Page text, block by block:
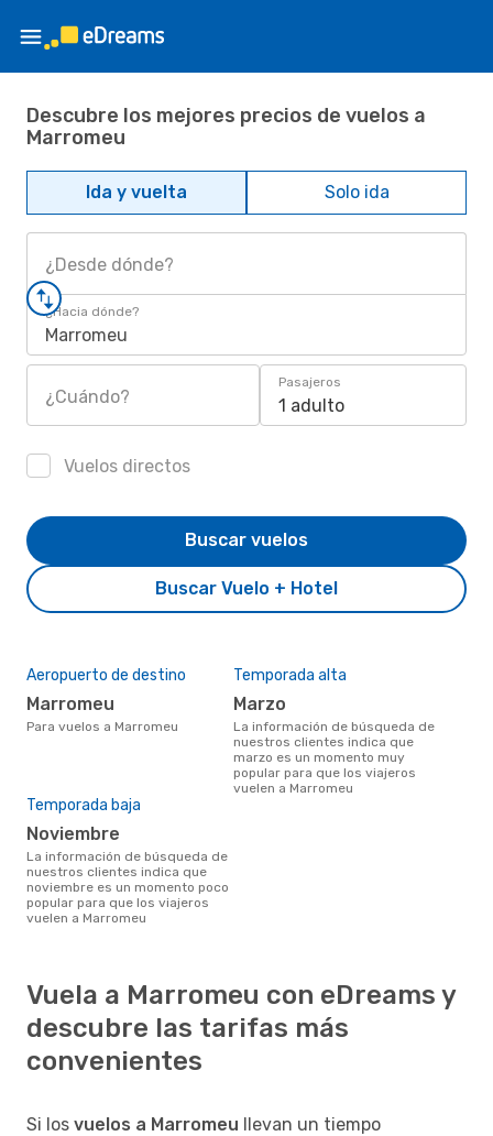
Descubre los mejores precios de vuelos a
Marromeu
Ida y vuelta Solo ida
¿Desde dónde?
¿Hacia dónde?
Marromeu
¿Cuándo?
Pasajeros
1 adulto
Vuelos directos
Buscar Vuelo + Hotel
Buscar vuelos
Aeropuerto de destino
Marromeu
Para vuelos a Marromeu
Temporada alta
marzo
La información de búsqueda de
nuestros clientes indica que
marzo es un momento muy
popular para que los viajeros
vuelen a Marromeu
Temporada baja
noviembre
La información de búsqueda de
nuestros clientes indica que
noviembre es un momento poco
popular para que los viajeros
vuelen a Marromeu
Vuela a Marromeu con eDreams y
descubre las tarifas más
convenientes
Si los vuelos a Marromeu llevan un tiempo